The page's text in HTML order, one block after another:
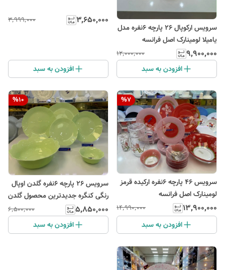
سرویس ارکوپال ۲۶ پارچه ۶نفره مدل
یامیلا لومینارک اصل فرانسه
۹٬۹۰۰٬۰۰۰ ۱۲٬۰۰۰٬۰۰۰
افزودن به سبد
۳٬۶۵۰٬۰۰۰ ۳٬۹۹۹٬۰۰۰
افزودن به سبد
%7
سرویس ۴۶ پارچه ۶نفره ارکیده قرمز
لومینارک اصل فرانسه
۱۳٬۹۰۰٬۰۰۰ ۱۴٬۹۹۰٬۰۰۰
افزودن به سبد
%10
سرویس ۲۶ پارچه ۶نفره گلدن اوپال
رنگی کنگره جدیدترین محصول گلدن
اوپال
۵٬۸۵۰٬۰۰۰ ۶٬۵۰۰٬۰۰۰
افزودن به سبد